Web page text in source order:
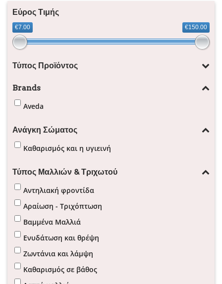
Εύρος Τιμής
€7.00 €150.00
Τύπος Προϊόντος
Brands
Aveda
Ανάγκη Σώματος
Καθαρισμός και η υγιεινή
Τύπος Μαλλιών & Τριχωτού
Αντηλιακή φροντίδα
Αραίωση - Τριχόπτωση
Βαμμένα Μαλλιά
Ενυδάτωση και θρέψη
Ζωντάνια και λάμψη
Καθαρισμός σε βάθος